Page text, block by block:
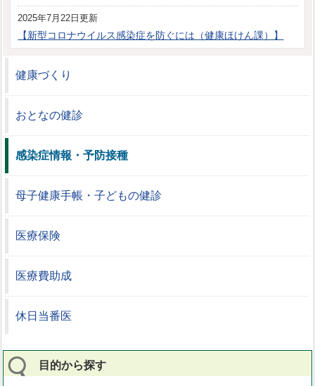
2025年7月22日更新
【新型コロナウイルス感染症を防ぐには（健康ほけん課）】
健康づくり
おとなの健診
感染症情報・予防接種
母子健康手帳・子どもの健診
医療保険
医療費助成
休日当番医
目的から探す